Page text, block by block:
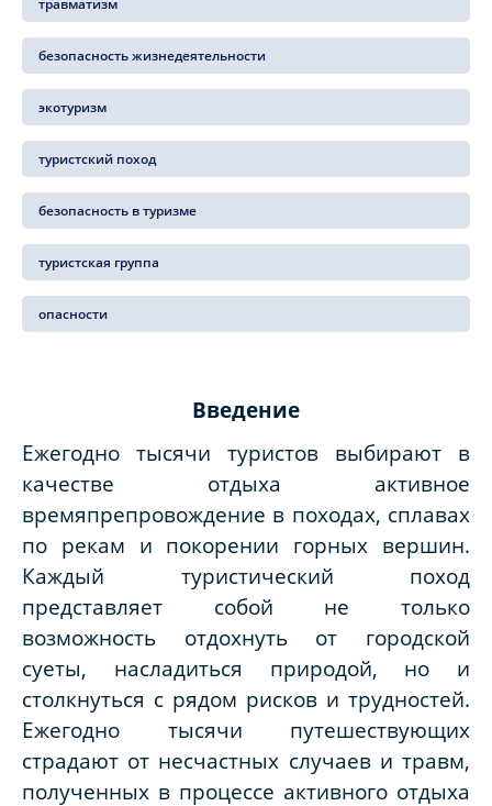
травматизм
безопасность жизнедеятельности
экотуризм
туристский поход
безопасность в туризме
туристская группа
опасности
Введение
Ежегодно тысячи туристов выбирают в
качестве отдыха активное
времяпрепровождение в походах, сплавах
по рекам и покорении горных вершин.
Каждый туристический поход
представляет собой не только
возможность отдохнуть от городской
суеты, насладиться природой, но и
столкнуться с рядом рисков и трудностей.
Ежегодно тысячи путешествующих
страдают от несчастных случаев и травм,
полученных в процессе активного отдыха